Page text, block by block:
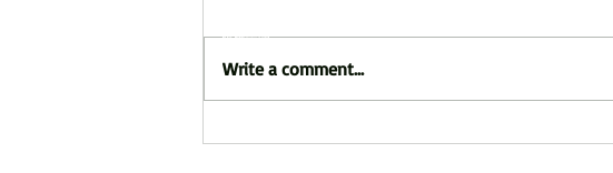
企業旅遊 + 團建活動 —
Write a comment...
​版權聲明